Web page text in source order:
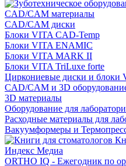
CAD/CAM материалы
CAD/CAM диски
Блоки VITA CAD-Temp
Блоки VITA ENAMIC
Блоки VITA MARK II
Блоки VITA TriLuxe forte
Циркониевые диски и блоки
CAD/CAM и 3D
3D материалы
Оборудование для
Расходные материалы для
Вакуумформеры и
Индекс Медиа
ORTHO IQ - Ежегодник по